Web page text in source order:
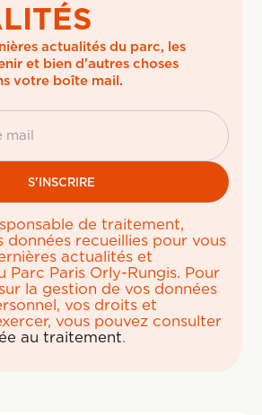
actualités du parc, les
et bien d'autres choses
votre boîte mail.
de traitement,
données recueillies pour vous
actualités et
Parc Paris Orly-Rungis. Pour
la gestion de vos données
vos droits et
vous pouvez consulter
au traitement.